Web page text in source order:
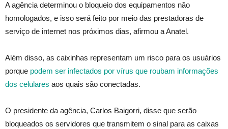
A agência determinou o bloqueio dos equipamentos não
homologados, e isso será feito por meio das prestadoras de
serviço de internet nos próximos dias, afirmou a Anatel.
Além disso, as caixinhas representam um risco para os usuários
porque podem ser infectados por vírus que roubam informações
dos celulares aos quais são conectadas.
O presidente da agência, Carlos Baigorri, disse que serão
bloqueados os servidores que transmitem o sinal para as caixas